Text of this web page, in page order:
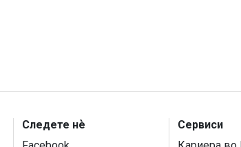
Следете нѐ
Сервиси